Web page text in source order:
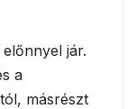
jár.
a
másrészt